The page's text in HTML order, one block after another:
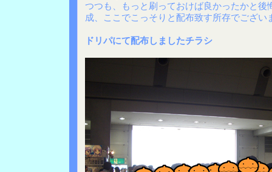
つつも、もっと刷っておけば良かったかと後
成、ここでこっそりと配布致す所存でござい
ドリパにて配布しましたチラシ